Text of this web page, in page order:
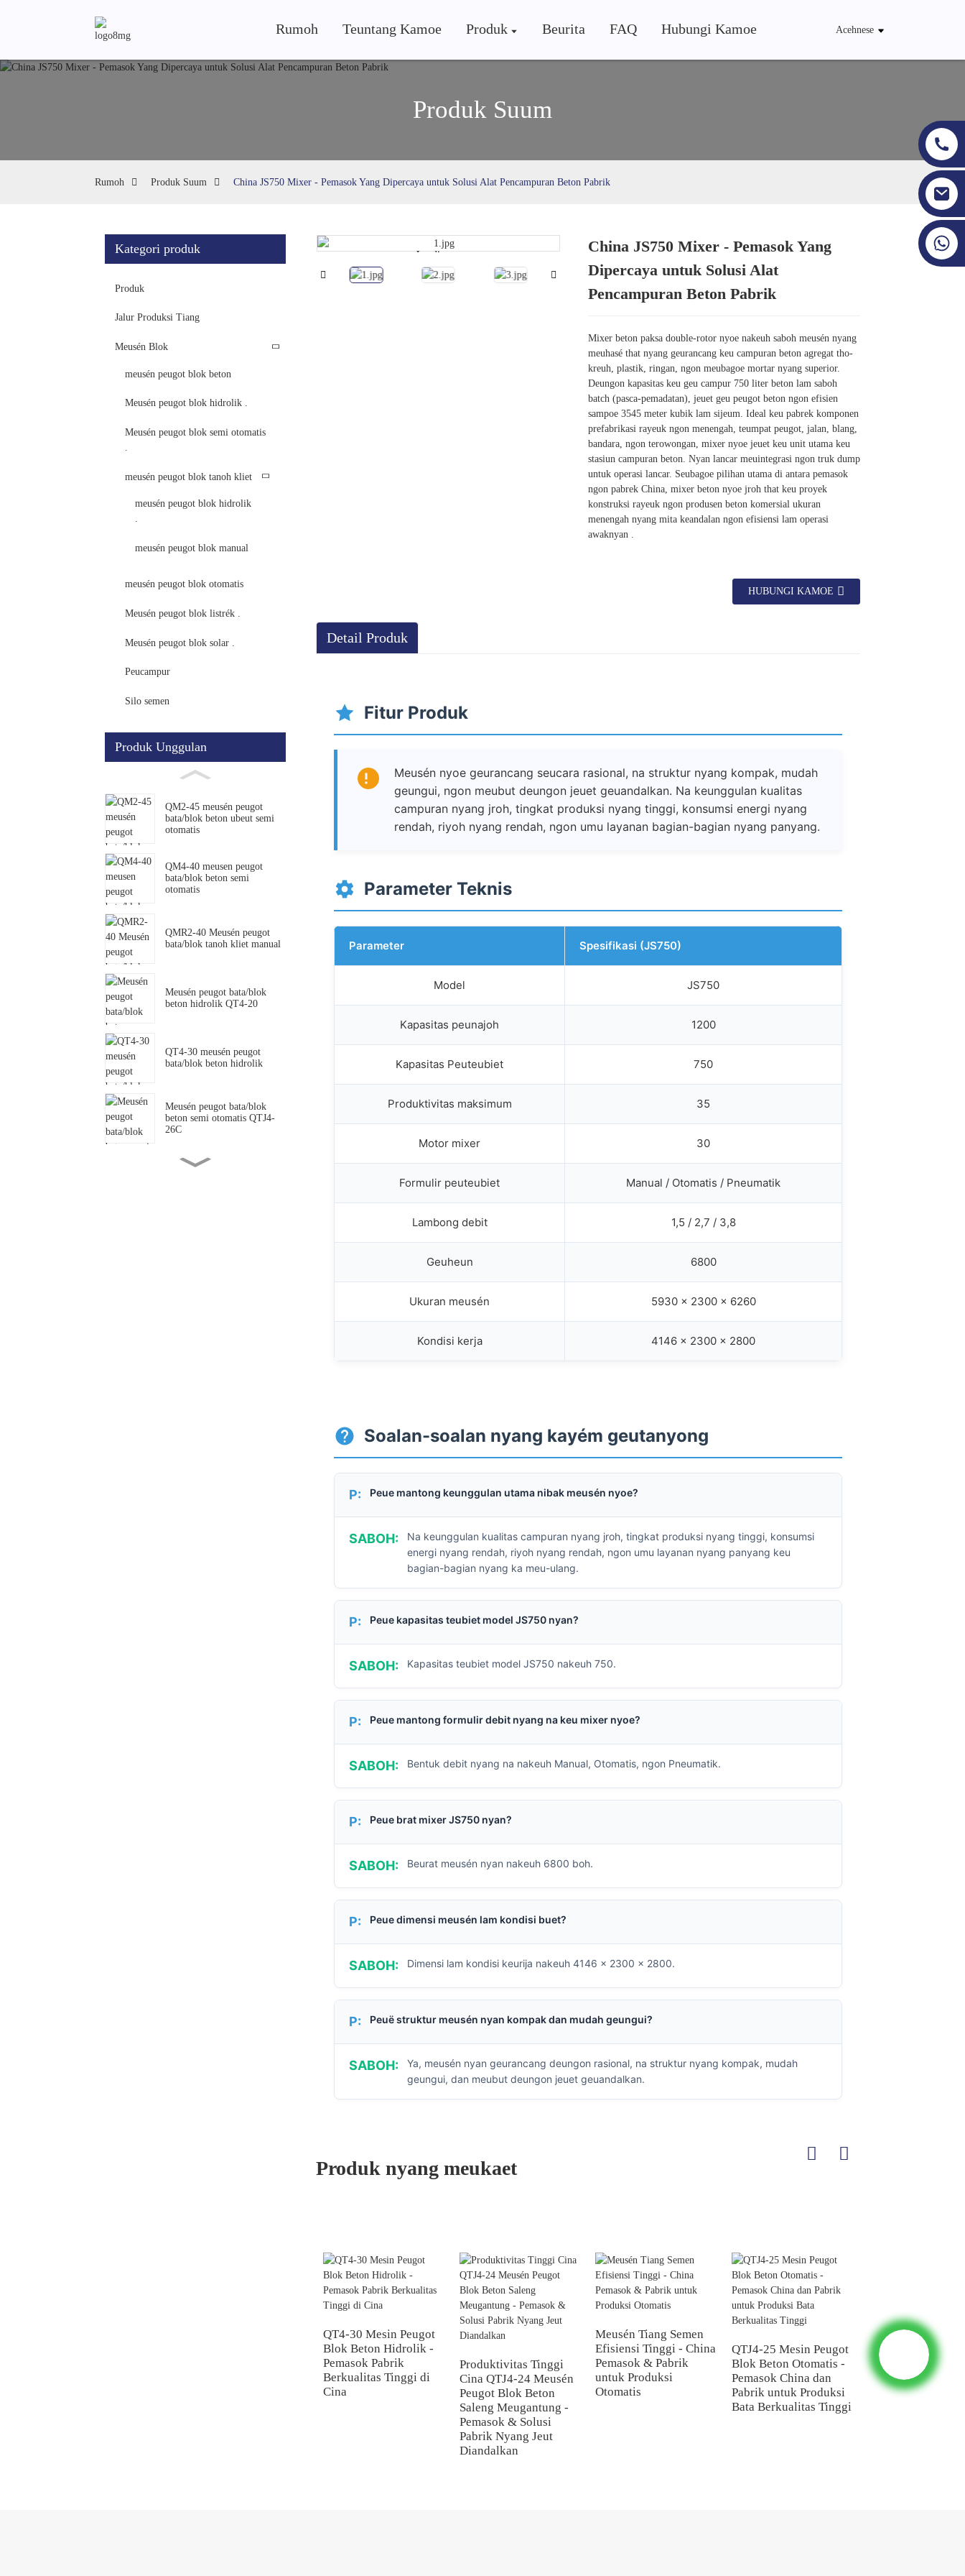
Rumoh Teuntang Kamoe Produk Beurita FAQ Hubungi Kamoe Acehnese
Produk Suum
Rumoh Produk Suum China JS750 Mixer - Pemasok Yang Dipercaya untuk Solusi Alat Pencampuran Beton Pabrik
Kategori produk
Produk
Jalur Produksi Tiang
Meusén Blok
meusén peugot blok beton
Meusén peugot blok hidrolik .
Meusén peugot blok semi otomatis
meusén peugot blok tanoh kliet
meusén peugot blok hidrolik
.
meusén peugot blok manual
meusén peugot blok otomatis
Meusén peugot blok listrék .
Meusén peugot blok solar .
Peucampur
Silo semen
Produk Unggulan
QM2-45 meusén peugot
bata/blok beton ubeut semi
otomatis
QM4-40 meusen peugot
bata/blok beton semi
otomatis
QMR2-40 Meusén peugot
bata/blok tanoh kliet manual
Meusén peugot bata/blok
beton hidrolik QT4-20
QT4-30 meusén peugot
bata/blok beton hidrolik
Meusén peugot bata/blok
beton semi otomatis QTJ4-
26C
QTJ4-35 Meusén peugot
Loading...
Loading... Loading...
Loading... Loading...
Loading... Loading...
Loading...
China JS750 Mixer - Pemasok Yang
Dipercaya untuk Solusi Alat
Pencampuran Beton Pabrik
Mixer beton paksa double-rotor nyoe nakeuh saboh meusén nyang
meuhasé that nyang geurancang keu campuran beton agregat tho-
kreuh, plastik, ringan, ngon meubagoe mortar nyang superior.
Deungon kapasitas keu geu campur 750 liter beton lam saboh
batch (pasca-pemadatan), jeuet geu peugot beton ngon efisien
sampoe 3545 meter kubik lam sijeum. Ideal keu pabrek komponen
prefabrikasi rayeuk ngon menengah, teumpat peugot, jalan, blang,
bandara, ngon terowongan, mixer nyoe jeuet keu unit utama keu
stasiun campuran beton. Nyan lancar meuintegrasi ngon truk dump
untuk operasi lancar. Seubagoe pilihan utama di antara pemasok
ngon pabrek China, mixer beton nyoe jroh that keu proyek
konstruksi rayeuk ngon produsen beton komersial ukuran
menengah nyang mita keandalan ngon efisiensi lam operasi
awaknyan .
HUBUNGI KAMOE
Detail Produk
Fitur Produk
Meusén nyoe geurancang seucara rasional, na struktur nyang kompak, mudah
geungui, ngon meubut deungon jeuet geuandalkan. Na keunggulan kualitas
campuran nyang jroh, tingkat produksi nyang tinggi, konsumsi energi nyang
rendah, riyoh nyang rendah, ngon umu layanan bagian-bagian nyang panyang.
Parameter Teknis
Parameter Spesifikasi (JS750)
Model JS750
Kapasitas peunajoh 1200
Kapasitas Peuteubiet 750
Produktivitas maksimum 35
Motor mixer 30
Formulir peuteubiet Manual / Otomatis / Pneumatik
Lambong debit 1,5 / 2,7 / 3,8
Geuheun 6800
Ukuran meusén 5930 x 2300 x 6260
Kondisi kerja 4146 x 2300 x 2800
Soalan-soalan nyang kayém geutanyong
P: Peue mantong keunggulan utama nibak meusén nyoe?
SABOH:
Na keunggulan kualitas campuran nyang jroh, tingkat produksi nyang tinggi, konsumsi
energi nyang rendah, riyoh nyang rendah, ngon umu layanan nyang panyang keu
bagian-bagian nyang ka meu-ulang.
P: Peue kapasitas teubiet model JS750 nyan?
SABOH: Kapasitas teubiet model JS750 nakeuh 750.
P: Peue mantong formulir debit nyang na keu mixer nyoe?
SABOH: Bentuk debit nyang na nakeuh Manual, Otomatis, ngon Pneumatik.
P: Peue brat mixer JS750 nyan?
SABOH: Beurat meusén nyan nakeuh 6800 boh.
P: Peue dimensi meusén lam kondisi buet?
SABOH: Dimensi lam kondisi keurija nakeuh 4146 x 2300 x 2800.
P: Peuë struktur meusén nyan kompak dan mudah geungui?
SABOH:
Ya, meusén nyan geurancang deungon rasional, na struktur nyang kompak, mudah
geungui, dan meubut deungon jeuet geuandalkan.
Produk nyang meukaet
QT4-30 Mesin Peugot
Blok Beton Hidrolik -
Pemasok Pabrik
Berkualitas Tinggi di
Cina
Produktivitas Tinggi
Cina QTJ4-24 Meusén
Peugot Blok Beton
Saleng Meugantung -
Pemasok & Solusi
Pabrik Nyang Jeut
Diandalkan
Meusén Tiang Semen
Efisiensi Tinggi - China
Pemasok & Pabrik
untuk Produksi
Otomatis
QTJ4-25 Mesin Peugot
Blok Beton Otomatis -
Pemasok China dan
Pabrik untuk Produksi
Bata Berkualitas Tinggi
China Suppliers
Mesin Peugot
Beton Bulat untuk
Produk Beton
Bertulang